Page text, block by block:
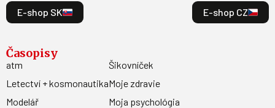
E-shop SK
E-shop CZ
Časopisy
atm
Letectví + kosmonautika
Modelář
Šikovníček
Moje zdravie
Moja psychológia